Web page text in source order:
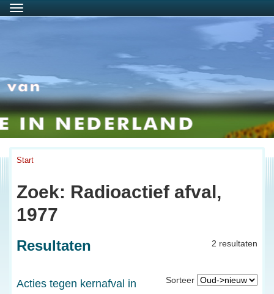
Menu
Start
Zoek: Radioactief afval,
1977
2 resultaten
Resultaten
Sorteer
Acties tegen kernafval in